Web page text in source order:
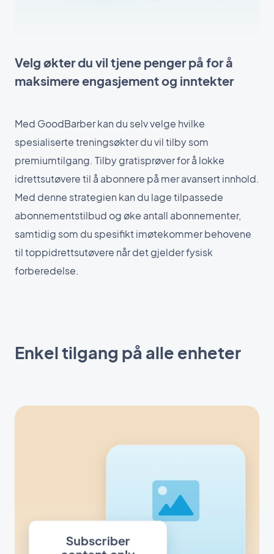
Velg økter du vil tjene penger på for å
maksimere engasjement og inntekter
Med GoodBarber kan du selv velge hvilke
spesialiserte treningsøkter du vil tilby som
premiumtilgang. Tilby gratisprøver for å lokke
idrettsutøvere til å abonnere på mer avansert innhold.
Med denne strategien kan du lage tilpassede
abonnementstilbud og øke antall abonnementer,
samtidig som du spesifikt imøtekommer behovene
til toppidrettsutøvere når det gjelder fysisk
forberedelse.
Enkel tilgang på alle enheter